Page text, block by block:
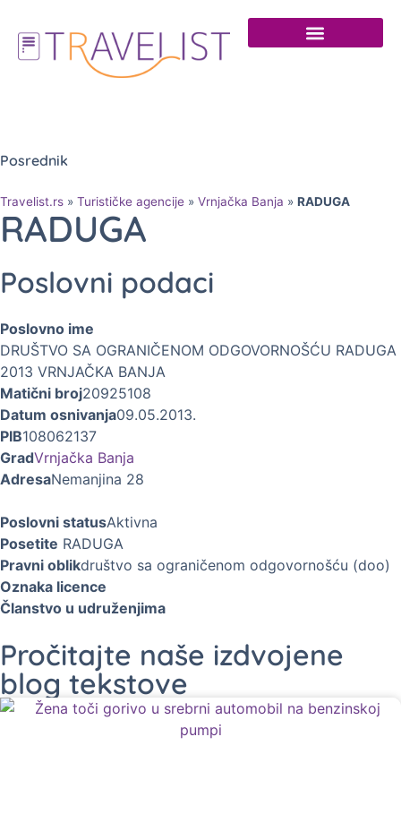
Posrednik
Travelist.rs » Turističke agencije » Vrnjačka Banja » RADUGA
RADUGA
Poslovni podaci
Poslovno ime
DRUŠTVO SA OGRANIČENOM ODGOVORNOŠĆU RADUGA
2013 VRNJAČKA BANJA
Matični broj20925108
Datum osnivanja09.05.2013.
PIB108062137
GradVrnjačka Banja
AdresaNemanjina 28
Poslovni statusAktivna
Posetite RADUGA
Pravni oblikdruštvo sa ograničenom odgovornošću (doo)
Oznaka licence
Članstvo u udruženjima
Pročitajte naše izdvojene
blog tekstove